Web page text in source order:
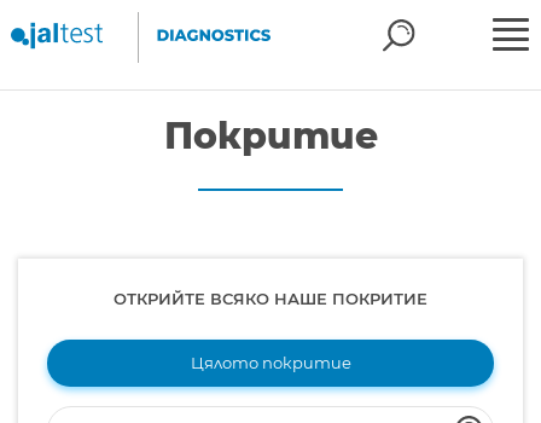
Покритие
ОТКРИЙТЕ ВСЯКО НАШЕ ПОКРИТИЕ
Цялото покритие